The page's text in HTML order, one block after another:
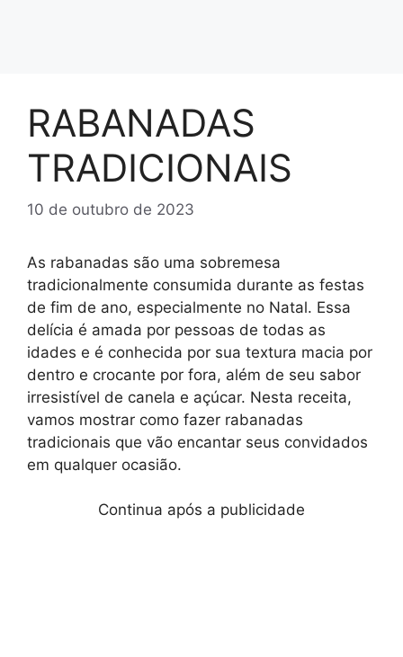
RABANADAS
TRADICIONAIS
10 de outubro de 2023
As rabanadas são uma sobremesa
tradicionalmente consumida durante as festas
de fim de ano, especialmente no Natal. Essa
delícia é amada por pessoas de todas as
idades e é conhecida por sua textura macia por
dentro e crocante por fora, além de seu sabor
irresistível de canela e açúcar. Nesta receita,
vamos mostrar como fazer rabanadas
tradicionais que vão encantar seus convidados
em qualquer ocasião.
Continua após a publicidade